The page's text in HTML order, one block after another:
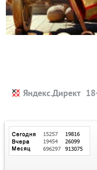
Яндекс.Директ